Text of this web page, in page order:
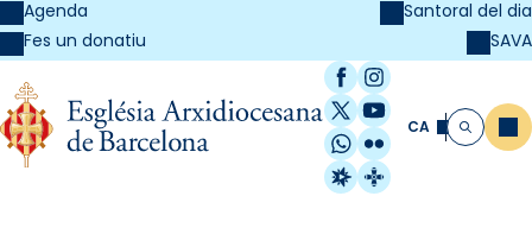
Agenda
Fes un donatiu
Santoral del dia
SAVA
Facebook
Instagram
X / Twitter
YouTube
WhatsApp
Flickr
Radio Estel
Catalunya
CA Cerca